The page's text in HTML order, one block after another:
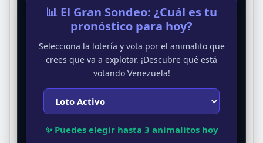
📊 El Gran Sondeo: ¿Cuál es tu
pronóstico para hoy?
Selecciona la lotería y vota por el animalito que
crees que va a explotar. ¡Descubre qué está
votando Venezuela!
✨ Puedes elegir hasta 3 animalitos hoy